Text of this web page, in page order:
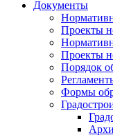
Документы
Проекты
Проекты
Порядок
Формы